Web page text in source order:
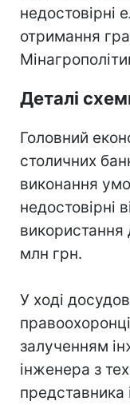
недостовірні
отримання
Деталі
Головний
столичних
виконання
недостовірні
млн грн.
У ході
залученням
інженера з
представника